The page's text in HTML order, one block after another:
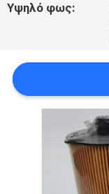
ΕΙΔΉΣΕΙΣ
SITEMAP
PRIVACY
Υψηλό φως: